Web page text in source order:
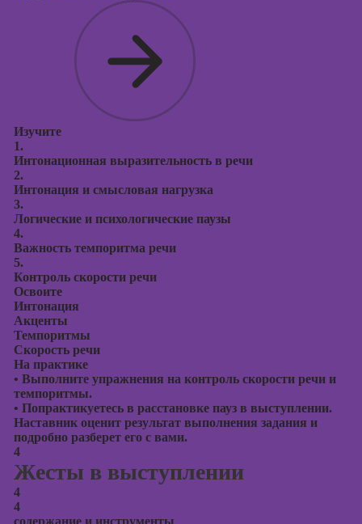
Изучите
1.
Интонационная выразительность в речи
2.
Интонация и смысловая нагрузка
3.
Логические и психологические паузы
4.
Важность темпоритма речи
5.
Контроль скорости речи
Освоите
Интонация
Акценты
Темпоритмы
Скорость речи
На практике
• Выполните упражнения на контроль скорости речи и
темпоритмы.
• Попрактикуетесь в расстановке пауз в выступлении.
Наставник оценит результат выполнения задания и
подробно разберет его с вами.
4
Жесты в выступлении
4
4
содержание и инструменты